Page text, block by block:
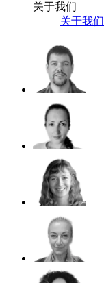
关于我们
关于我们